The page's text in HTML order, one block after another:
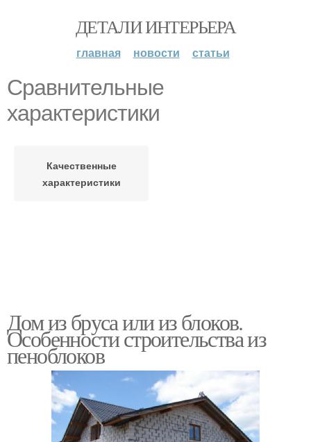
ДЕТАЛИ ИНТЕРЬЕРА
главная новости статьи
Сравнительные
характеристики
Качественные
характеристики
Дом из бруса или из блоков.
Особенности строительства из
пеноблоков